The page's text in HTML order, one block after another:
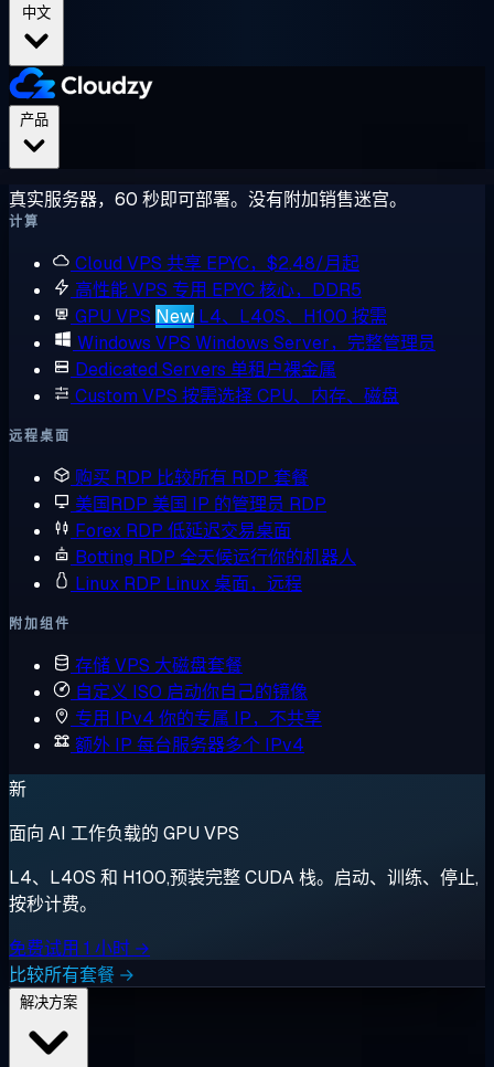
中文
真实服务器，60 秒即可部署。没有附加销售迷宫。
计算
Cloud VPS 共享 EPYC，$2.48/月起
高性能 VPS 专用 EPYC 核心，DDR5
GPU VPS New L4、L40S、H100 按需
Windows VPS Windows Server，完整管理员
Dedicated Servers 单租户裸金属
Custom VPS 按需选择 CPU、内存、磁盘
远程桌面
购买 RDP 比较所有 RDP 套餐
美国RDP 美国 IP 的管理员 RDP
Forex RDP 低延迟交易桌面
Botting RDP 全天候运行你的机器人
Linux RDP Linux 桌面，远程
附加组件
存储 VPS 大磁盘套餐
自定义 ISO 启动你自己的镜像
专用 IPv4 你的专属 IP，不共享
额外 IP 每台服务器多个 IPv4
新
面向 AI 工作负载的 GPU VPS
L4、L40S 和 H100,预装完整 CUDA 栈。启动、训练、停止,
按秒计费。
免费试用 1 小时 →
比较所有套餐 →